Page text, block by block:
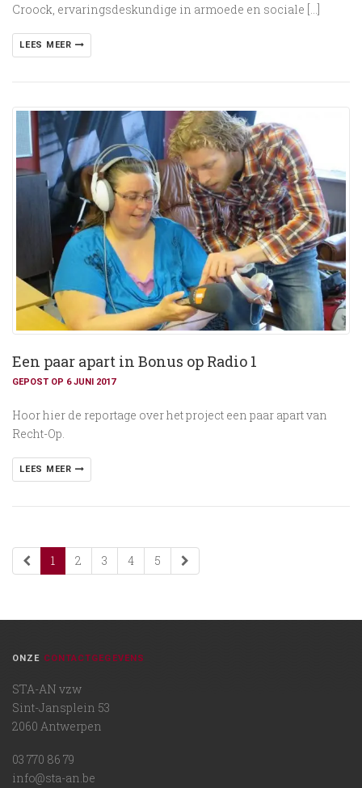
Croock, ervaringsdeskundige in armoede en sociale […]
LEES MEER
Een paar apart in Bonus op Radio 1
GEPOST OP 6 JUNI 2017
Hoor hier de reportage over het project een paar apart van
Recht-Op.
LEES MEER
1 2 3 4 5
ONZE CONTACTGEGEVENS
STA-AN vzw
Sint-Jansplein 53
2060 Antwerpen
03 770 86 79
info@sta-an.be